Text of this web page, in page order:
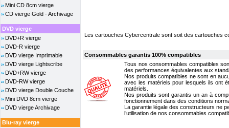
Mini CD 8cm vierge
CD vierge Gold - Archivage
DVD vierge
DVD+R vierge
DVD-R vierge
DVD vierge Imprimable
DVD vierge Lightscribe
DVD+RW vierge
DVD-RW vierge
DVD vierge Double Couche
Mini DVD 8cm vierge
DVD vierge Archivage
Blu-ray vierge
Les cartouches Cybercentrale sont soit des cartouches
Consommables garantis 100% compatibles
Tous nos consommables compatibles
des performances équivalentes aux
Nos produits compatibles ne sont en
avec les matériels pour lesquels ils ont
matériels.
Nos produits sont garantis un an à
fonctionnement dans des conditions
La garantie légale des constructeurs ne
l’utilisation de nos consommables